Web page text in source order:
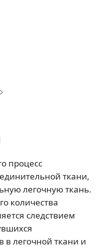
процесс
ткани,
легочную ткань.
количества
следствием
в легочной ткани и